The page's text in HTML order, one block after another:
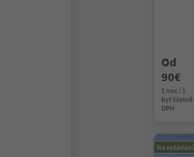
Od
90€
1 noc / 1
byt Včetně
DPH
Na vyžádání